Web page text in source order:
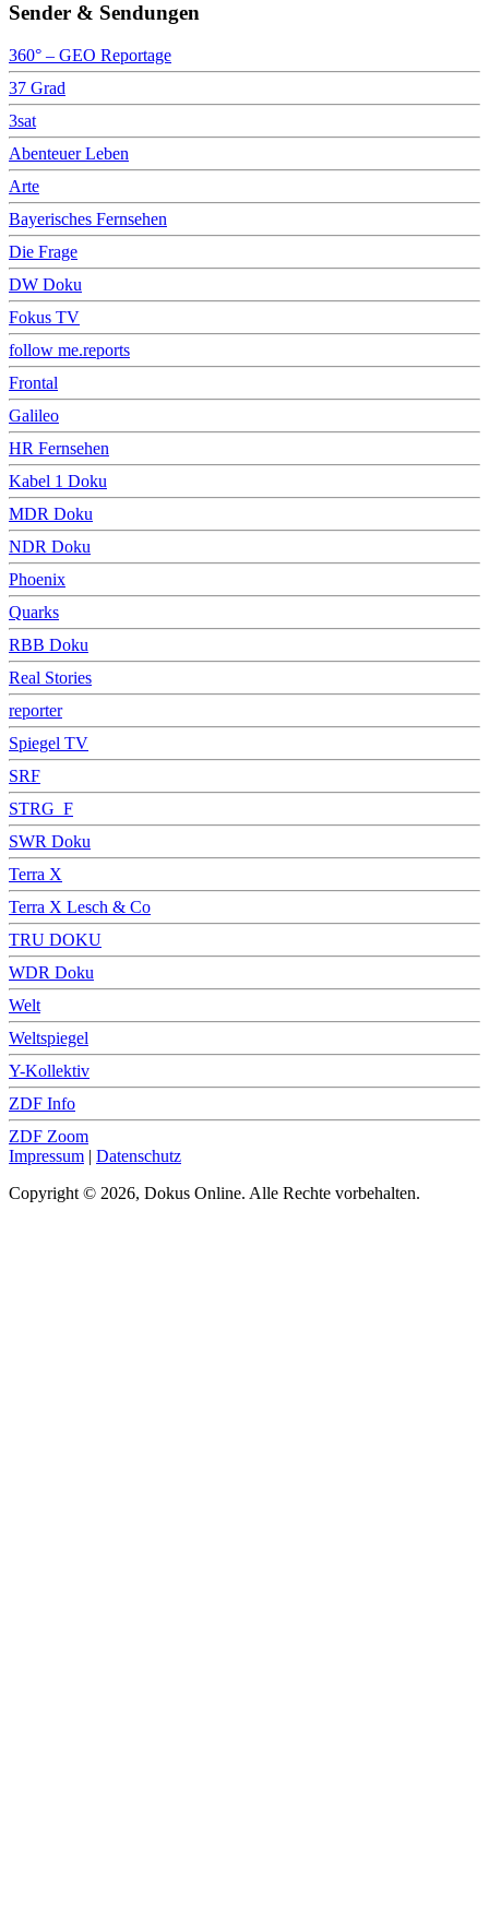
Sender & Sendungen
360° – GEO Reportage
37 Grad
3sat
Abenteuer Leben
Arte
Bayerisches Fernsehen
Die Frage
DW Doku
Fokus TV
follow me.reports
Frontal
Galileo
HR Fernsehen
Kabel 1 Doku
MDR Doku
NDR Doku
Phoenix
Quarks
RBB Doku
Real Stories
reporter
Spiegel TV
SRF
STRG_F
SWR Doku
Terra X
Terra X Lesch & Co
TRU DOKU
WDR Doku
Welt
Weltspiegel
Y-Kollektiv
ZDF Info
ZDF Zoom
Impressum | Datenschutz
Copyright © 2026, Dokus Online. Alle Rechte vorbehalten.